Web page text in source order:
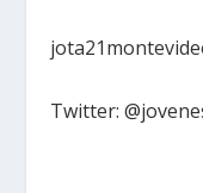
Twitter: